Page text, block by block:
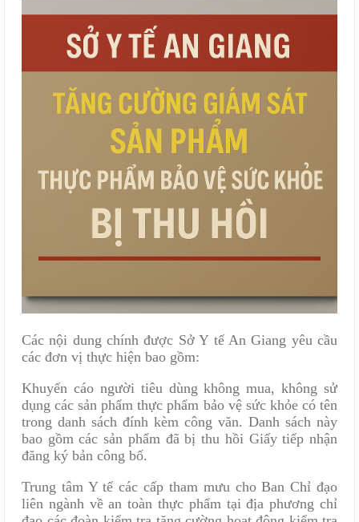
Các nội dung chính được Sở Y tế An Giang yêu cầu
các đơn vị thực hiện bao gồm:
Khuyến cáo người tiêu dùng không mua, không sử
dụng các sản phẩm thực phẩm bảo vệ sức khỏe có tên
trong danh sách đính kèm công văn. Danh sách này
bao gồm các sản phẩm đã bị thu hồi Giấy tiếp nhận
đăng ký bản công bố.
Trung tâm Y tế các cấp tham mưu cho Ban Chỉ đạo
liên ngành về an toàn thực phẩm tại địa phương chỉ